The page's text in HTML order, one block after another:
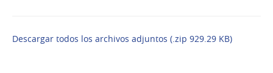
Descargar todos los archivos adjuntos (.zip 929.29 KB)